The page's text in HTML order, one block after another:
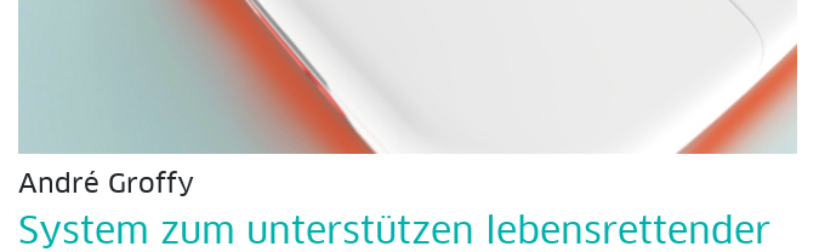
André Groffy
System zum unterstützen lebensrettender